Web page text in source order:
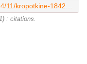
: citations.